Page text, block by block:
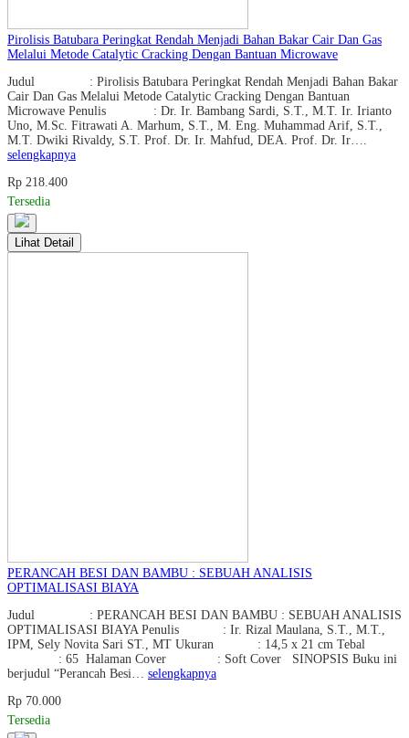
Pirolisis Batubara Peringkat Rendah Menjadi Bahan Bakar Cair Dan Gas
Melalui Metode Catalytic Cracking Dengan Bantuan Microwave
Judul : Pirolisis Batubara Peringkat Rendah Menjadi Bahan Bakar
Cair Dan Gas Melalui Metode Catalytic Cracking Dengan Bantuan
Microwave Penulis : Dr. Ir. Bambang Sardi, S.T., M.T. Ir. Irianto
Uno, M.Sc. Fitrawati A. Marhum, S.T., M. Eng. Muhammad Arif, S.T.,
M.T. Dwiki Rivaldy, S.T. Prof. Dr. Ir. Mahfud, DEA. Prof. Dr. Ir….
selengkapnya
Rp 218.400
Tersedia
Lihat Detail
PERANCAH BESI DAN BAMBU : SEBUAH ANALISIS
OPTIMALISASI BIAYA
Judul : PERANCAH BESI DAN BAMBU : SEBUAH ANALISIS
OPTIMALISASI BIAYA Penulis : Ir. Rizal Maulana, S.T., M.T.,
IPM, Sely Novita Sari ST., MT Ukuran : 14,5 x 21 cm Tebal
: 65 Halaman Cover : Soft Cover SINOPSIS Buku ini
berjudul “Perancah Besi… selengkapnya
Rp 70.000
Tersedia